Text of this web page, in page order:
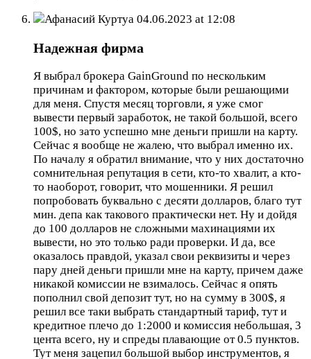
Афанасий Куртуа 04.06.2023 at 12:08
Надежная фирма
Я выбрал брокера GainGround по нескольким
причинам и фактором, которые были решающими
для меня. Спустя месяц торговли, я уже смог
вывести первый заработок, не такой большой, всего
100$, но зато успешно мне деньги пришли на карту.
Сейчас я вообще не жалею, что выбрал именно их.
По началу я обратил внимание, что у них достаточно
сомнительная репутация в сети, кто-то хвалит, а кто-
то наоборот, говорит, что мошенники. Я решил
попробовать буквально с десяти долларов, благо тут
мин. депа как такового практически нет. Ну и дойдя
до 100 долларов не сложными махинациями их
вывести, но это только ради проверки. И да, все
оказалось правдой, указал свои реквизиты и через
пару дней деньги пришли мне на карту, причем даже
никакой комиссии не взималось. Сейчас я опять
пополнил свой депозит тут, но на сумму в 300$, я
решил все таки выбрать стандартный тариф, тут и
кредитное плечо до 1:2000 и комиссия небольшая, 3
цента всего, ну и спреды плавающие от 0.5 пунктов.
Тут меня зацепил большой выбор инструментов, я